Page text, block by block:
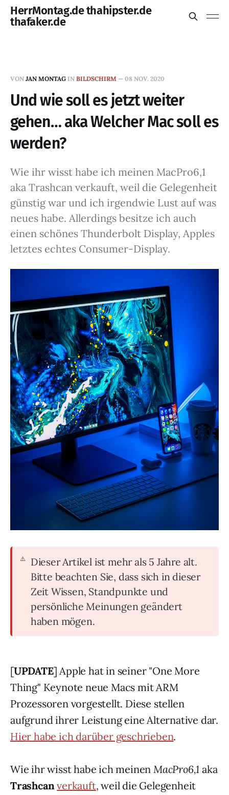
HerrMontag.de thahipster.de
thafaker.de
VON JAN MONTAG IN BILDSCHIRM — 08 NOV. 2020
Und wie soll es jetzt weiter
gehen… aka Welcher Mac soll es
werden?
Wie ihr wisst habe ich meinen MacPro6,1
aka Trashcan verkauft, weil die Gelegenheit
günstig war und ich irgendwie Lust auf was
neues habe. Allerdings besitze ich auch
einen schönes Thunderbolt Display, Apples
letztes echtes Consumer-Display.
Dieser Artikel ist mehr als 5 Jahre alt.
Bitte beachten Sie, dass sich in dieser
Zeit Wissen, Standpunkte und
persönliche Meinungen geändert
haben mögen.
[UPDATE] Apple hat in seiner "One More
Thing" Keynote neue Macs mit ARM
Prozessoren vorgestellt. Diese stellen
aufgrund ihrer Leistung eine Alternative dar.
Hier habe ich darüber geschrieben.
Wie ihr wisst habe ich meinen MacPro6,1 aka
Trashcanverkauft, weil die Gelegenheit